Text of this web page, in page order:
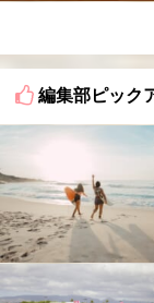
編集部ピック